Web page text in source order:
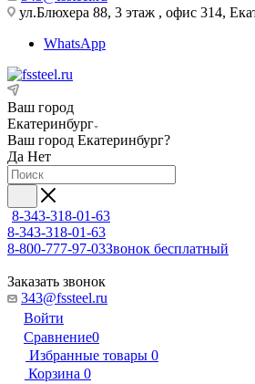
ул.Блюхера 88, 3 этаж , офис 314,
WhatsApp
Ваш город
Екатеринбург
Ваш город Екатеринбург?
Да Нет
8-343-318-01-63
8-343-318-01-63
8-800-777-97-03Звонок бесплатный
Заказать звонок
343@fssteel.ru
Войти
Сравнение0
Избранные товары 0
Корзина 0